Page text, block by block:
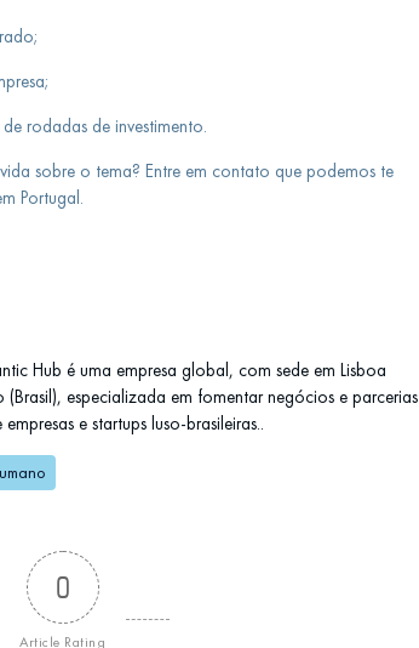
rodadas de investimento.
sobre o tema? Entre em contato que podemos te
Portugal.
Hub é uma empresa global, com sede em Lisboa
(Brasil), especializada em fomentar negócios e parcerias
e startups luso-brasileiras..
0
Article Rating